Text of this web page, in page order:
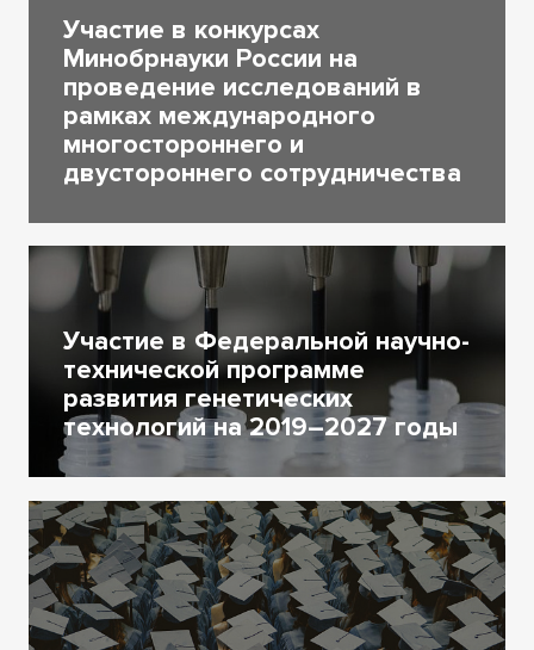
Участие в конкурсах
Минобрнауки России на
проведение исследований в
рамках международного
многостороннего и
двустороннего сотрудничества
Участие в Федеральной научно-
технической программе
развития генетических
технологий на 2019–2027 годы